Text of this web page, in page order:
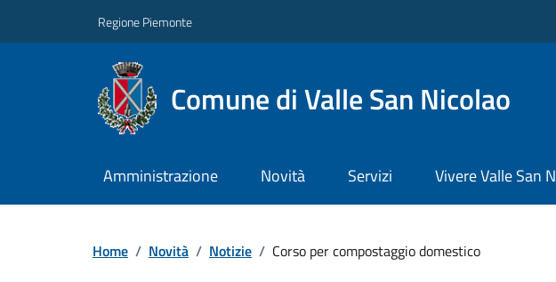
Regione Piemonte
Comune di Valle San Nicolao
Amministrazione Novità Servizi Vivere Valle San
Home / Novità / Notizie / Corso per compostaggio domestico